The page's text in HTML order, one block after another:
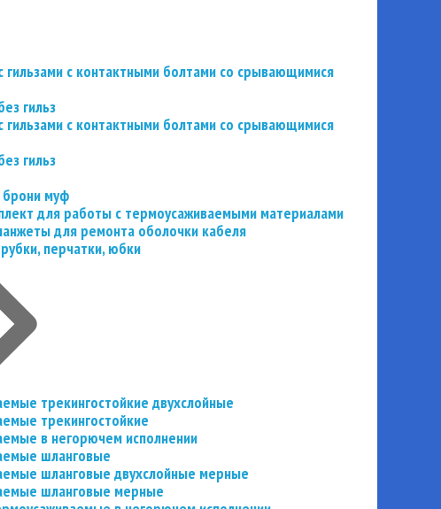
гильзами с контактными болтами со срывающимися
гильз
гильзами с контактными болтами со срывающимися
гильз
муф
для работы с термоусаживаемыми материалами
для ремонта оболочки кабеля
перчатки, юбки
трекингостойкие двухслойные
трекингостойкие
в негорючем исполнении
шланговые
шланговые двухслойные мерные
шланговые мерные